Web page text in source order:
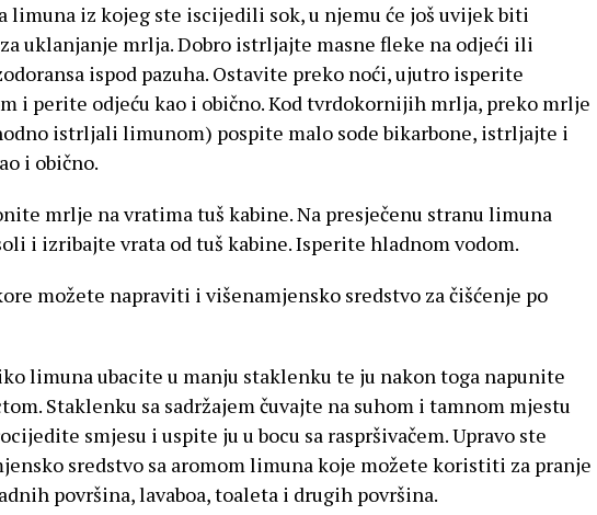
limuna iz kojeg ste iscijedili sok, u njemu će još uvijek biti
uklanjanje mrlja. Dobro istrljajte masne fleke na odjeći ili
ispod pazuha. Ostavite preko noći, ujutro isperite
i perite odjeću kao i obično. Kod tvrdokornijih mrlja, preko mrlje
istrljali limunom) pospite malo sode bikarbone, istrljajte i
i obično.
mrlje na vratima tuš kabine. Na presječenu stranu limuna
i izribajte vrata od tuš kabine. Isperite hladnom vodom.
možete napraviti i višenamjensko sredstvo za čišćenje po
limuna ubacite u manju staklenku te ju nakon toga napunite
Staklenku sa sadržajem čuvajte na suhom i tamnom mjestu
smjesu i uspite ju u bocu sa raspršivačem. Upravo ste
sredstvo sa aromom limuna koje možete koristiti za pranje
površina, lavaboa, toaleta i drugih površina.